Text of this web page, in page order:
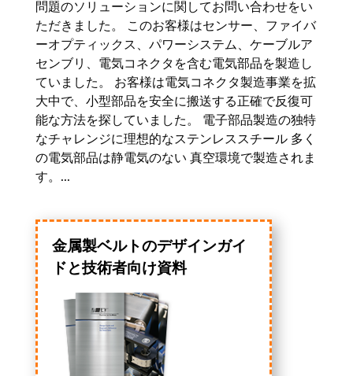
問題のソリューションに関してお問い合わせをい
ただきました。 このお客様はセンサー、ファイバ
ーオプティックス、パワーシステム、ケーブルア
センブリ、電気コネクタを含む電気部品を製造し
ていました。 お客様は電気コネクタ製造事業を拡
大中で、小型部品を安全に搬送する正確で反復可
能な方法を探していました。 電子部品製造の独特
なチャレンジに理想的なステンレススチール 多く
の電気部品は静電気のない 真空環境で製造されま
す。...
金属製ベルトのデザインガイ
ドと技術者向け資料